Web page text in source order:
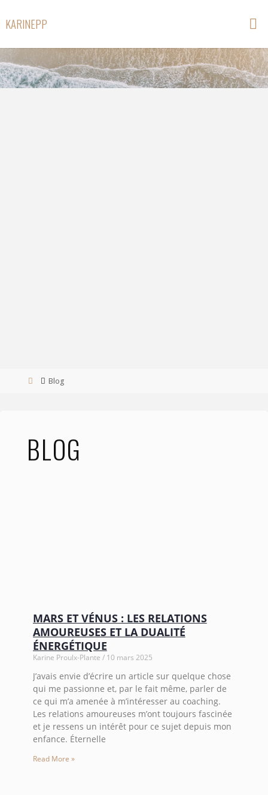
KARINEPP
Blog
BLOG
MARS ET VÉNUS : LES RELATIONS
AMOUREUSES ET LA DUALITÉ
ÉNERGÉTIQUE
Karine Proulx-Plante 10 mars 2025
J’avais envie d’écrire un article sur quelque chose
qui me passionne et, par le fait même, parler de
ce qui m’a amenée à m’intéresser au coaching.
Les relations amoureuses m’ont toujours fascinée
et je ressens un intérêt pour ce sujet depuis mon
enfance. Éternelle
Read More »